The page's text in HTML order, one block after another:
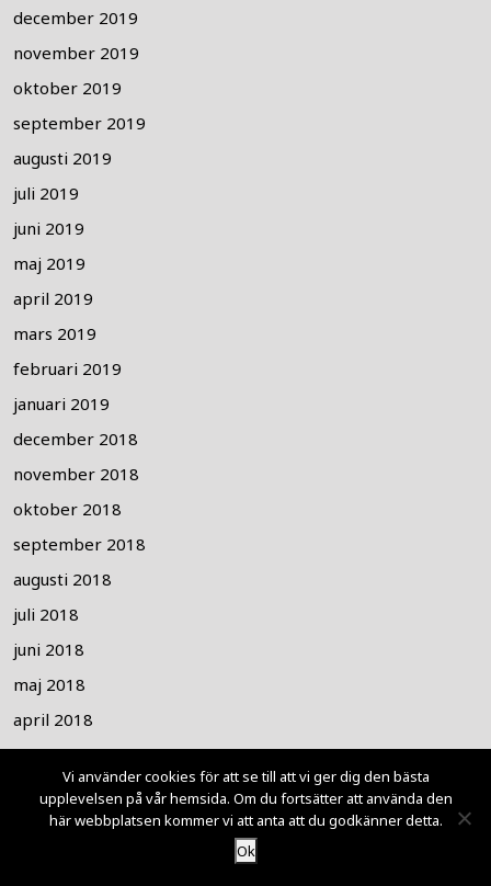
december 2019
november 2019
oktober 2019
september 2019
augusti 2019
juli 2019
juni 2019
maj 2019
april 2019
mars 2019
februari 2019
januari 2019
december 2018
november 2018
oktober 2018
september 2018
augusti 2018
juli 2018
juni 2018
maj 2018
april 2018
mars 2018
februari 2018
januari 2018
Vi använder cookies för att se till att vi ger dig den bästa
upplevelsen på vår hemsida. Om du fortsätter att använda den
här webbplatsen kommer vi att anta att du godkänner detta.
Ok